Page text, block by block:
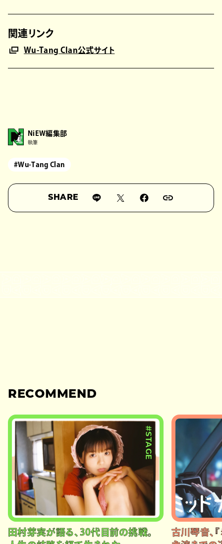
関連リンク
Wu-Tang Clan公式サイト
NiEW編集部
執筆
#Wu-Tang Clan
SHARE
RECOMMEND
#STAGE
田村芽実が語る、30代目前の挑戦。
古川琴音、